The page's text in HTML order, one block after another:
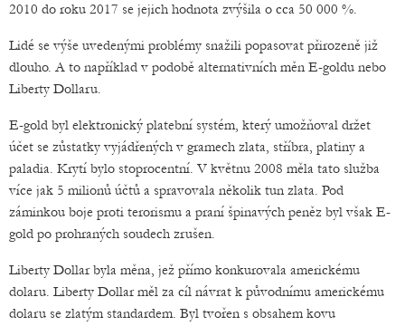
2010 do roku 2017 se jejich hodnota zvýšila o cca 50 000 %.
Lidé se výše uvedenými problémy snažili popasovat přirozeně již
dlouho. A to například v podobě alternativních měn E-goldu nebo
Liberty Dollaru.
E-gold byl elektronický platební systém, který umožňoval držet
účet se zůstatky vyjádřených v gramech zlata, stříbra, platiny a
paladia. Krytí bylo stoprocentní. V květnu 2008 měla tato služba
více jak 5 milionů účtů a spravovala několik tun zlata. Pod
záminkou boje proti terorismu a praní špinavých peněz byl však E-
gold po prohraných soudech zrušen.
Liberty Dollar byla měna, jež přímo konkurovala americkému
dolaru. Liberty Dollar měl za cíl návrat k původnímu americkému
dolaru se zlatým standardem. Byl tvořen s obsahem kovu